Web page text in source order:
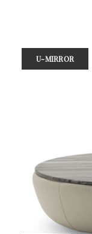
U-MIRROR